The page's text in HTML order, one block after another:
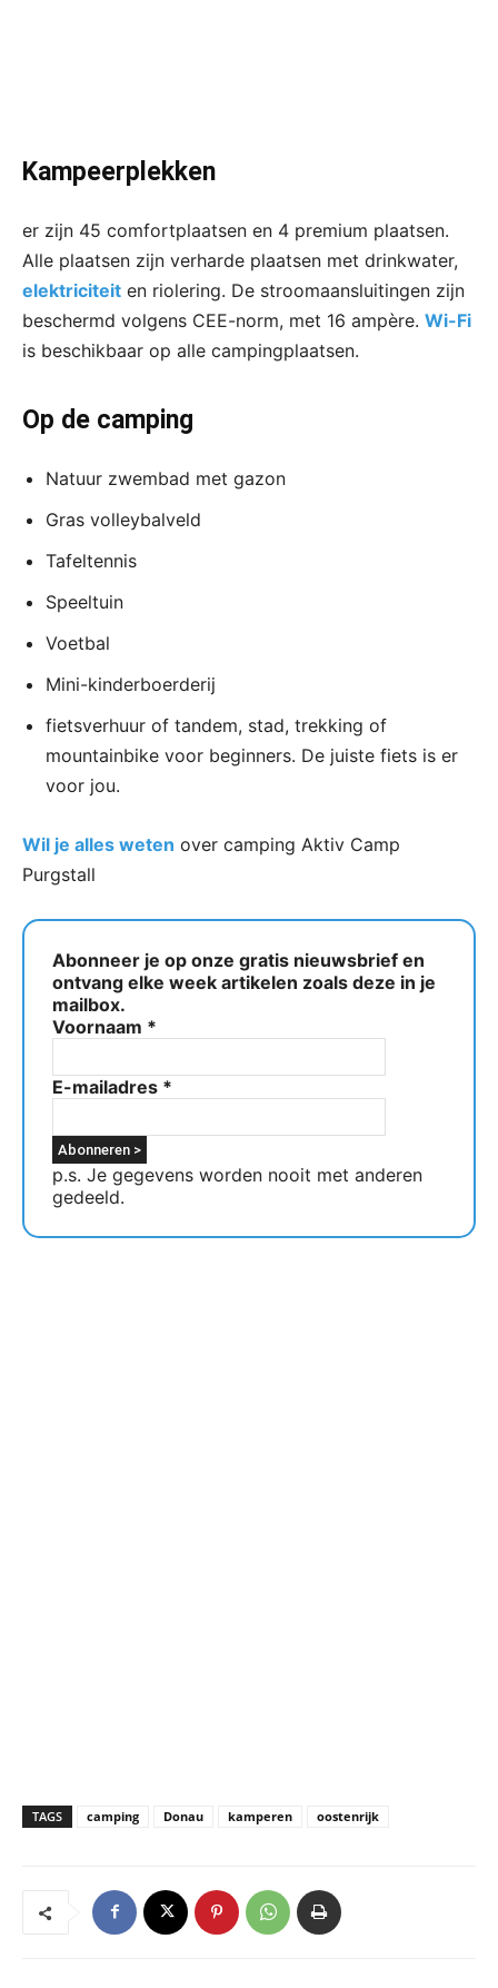
Kampeerplekken
er zijn 45 comfortplaatsen en 4 premium plaatsen.
Alle plaatsen zijn verharde plaatsen met drinkwater,
elektriciteit en riolering. De stroomaansluitingen zijn
beschermd volgens CEE-norm, met 16 ampère. Wi-Fi
is beschikbaar op alle campingplaatsen.
Op de camping
Natuur zwembad met gazon
Gras volleybalveld
Tafeltennis
Speeltuin
Voetbal
Mini-kinderboerderij
fietsverhuur of tandem, stad, trekking of
mountainbike voor beginners. De juiste fiets is er
voor jou.
Wil je alles weten over camping Aktiv Camp
Purgstall
Abonneer je op onze gratis nieuwsbrief en
ontvang elke week artikelen zoals deze in je
mailbox.
Voornaam *
E-mailadres *
p.s. Je gegevens worden nooit met anderen
gedeeld.
TAGS camping Donau kamperen oostenrijk